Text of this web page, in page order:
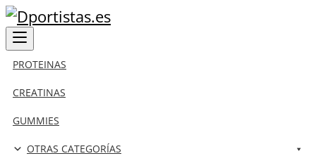
PROTEINAS
CREATINAS
GUMMIES
OTRAS CATEGORÍAS